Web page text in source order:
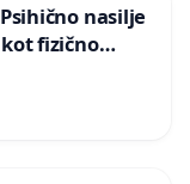
nasilje
fizično